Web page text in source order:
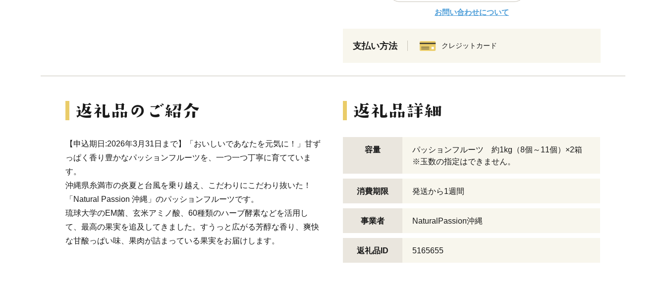
お問い合わせについて
支払い方法 クレジットカード
【申込期日:2026年3月31日まで】「おいしいであなたを元気に！」甘ず
っぱく香り豊かなパッションフルーツを、一つ一つ丁寧に育てていま
す。
沖縄県糸満市の炎夏と台風を乗り越え、こだわりにこだわり抜いた！
「Natural Passion 沖縄」のパッションフルーツです。
琉球大学のEM菌、玄米アミノ酸、60種類のハーブ酵素などを活用し
て、最高の果実を追及してきました。すうっと広がる芳醇な香り、爽快
な甘酸っぱい味、果肉が詰まっている果実をお届けします。
容量
パッションフルーツ 約1kg（8個～11個）×2箱
※玉数の指定はできません。
消費期限 発送から1週間
事業者 NaturalPassion沖縄
返礼品ID 5165655